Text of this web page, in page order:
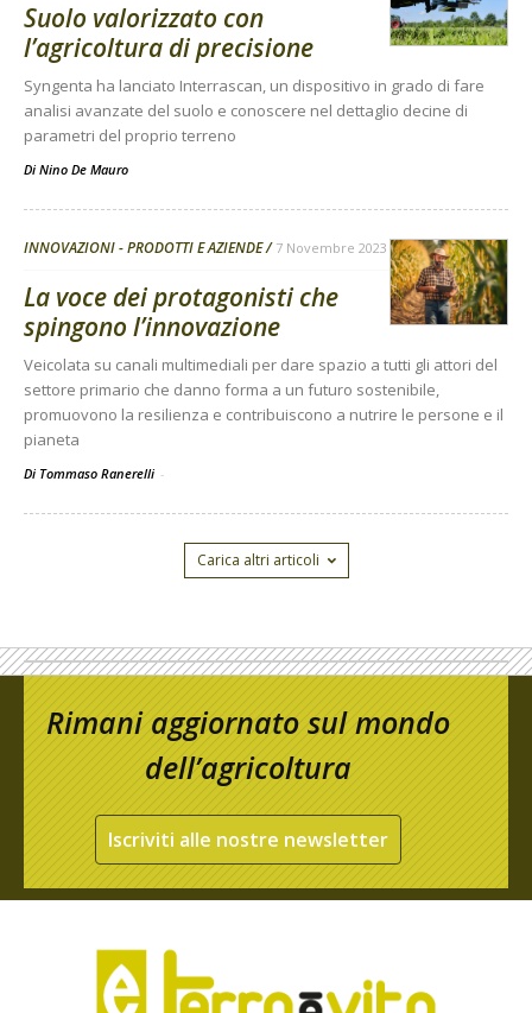
Suolo valorizzato con
l’agricoltura di precisione
Syngenta ha lanciato Interrascan, un dispositivo in grado di fare
analisi avanzate del suolo e conoscere nel dettaglio decine di
parametri del proprio terreno
Di Nino De Mauro
INNOVAZIONI - PRODOTTI E AZIENDE 7 Novembre 2023
La voce dei protagonisti che
spingono l’innovazione
Veicolata su canali multimediali per dare spazio a tutti gli attori del
settore primario che danno forma a un futuro sostenibile,
promuovono la resilienza e contribuiscono a nutrire le persone e il
pianeta
Di Tommaso Ranerelli -
Carica altri articoli
Rimani aggiornato sul mondo
dell’agricoltura
Iscriviti alle nostre newsletter